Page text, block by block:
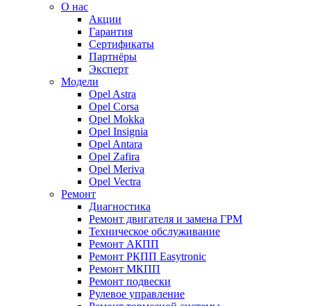
О нас
Акции
Гарантия
Сертификаты
Партнёры
Эксперт
Модели
Opel Astra
Opel Corsa
Opel Mokka
Opel Insignia
Opel Antara
Opel Zafira
Opel Meriva
Opel Vectra
Ремонт
Диагностика
Ремонт двигателя и замена ГРМ
Техническое обслуживание
Ремонт АКПП
Ремонт РКПП Easytronic
Ремонт МКПП
Ремонт подвески
Рулевое управление